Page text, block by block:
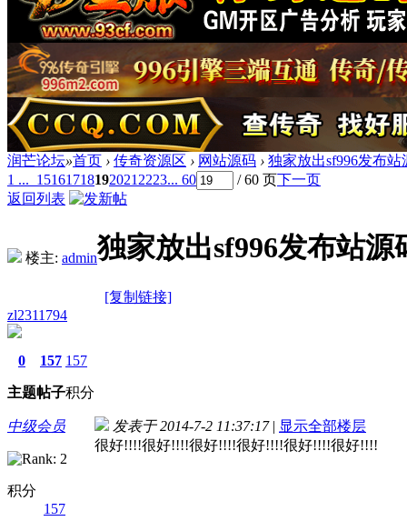
润芒论坛»首页 › 传奇资源区 › 网站源码 › 独家放出sf996发布
1 ... 15161718192021 2223... 60 / 60 页下一页
返回列表
楼主: admin独家放出sf996发布站源
[复制链接]
zl2311794
0
主题
157
帖子
157
积分
中级会员
积分
157
发表于 2014-7-2 11:37:17 | 显示全部楼层
很好!!!!很好!!!!很好!!!!很好!!!!很好!!!!很好!!!!